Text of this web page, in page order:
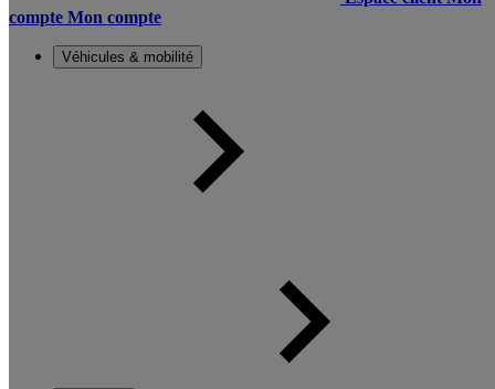
compte Mon compte
Véhicules & mobilité